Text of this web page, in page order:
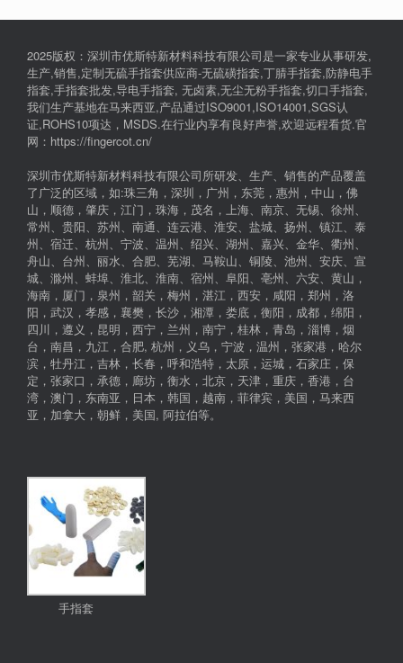
2025版权：深圳市优斯特新材料科技有限公司是一家专业从事研发,
生产,销售,定制无硫手指套供应商-无硫磺指套,丁腈手指套,防静电手
指套,手指套批发,导电手指套, 无卤素,无尘无粉手指套,切口手指套,
我们生产基地在马来西亚,产品通过ISO9001,ISO14001,SGS认
证,ROHS10项达，MSDS.在行业内享有良好声誉,欢迎远程看货.官
网：https://fingercot.cn/
深圳市优斯特新材料科技有限公司所研发、生产、销售的产品覆盖
了广泛的区域，如:珠三角，深圳，广州，东莞，惠州，中山，佛
山，顺德，肇庆，江门，珠海，茂名，上海、南京、无锡、徐州、
常州、贵阳、苏州、南通、连云港、淮安、盐城、扬州、镇江、泰
州、宿迁、杭州、宁波、温州、绍兴、湖州、嘉兴、金华、衢州、
舟山、台州、丽水、合肥、芜湖、马鞍山、铜陵、池州、安庆、宣
城、滁州、蚌埠、淮北、淮南、宿州、阜阳、亳州、六安、黄山，
海南，厦门，泉州，韶关，梅州，湛江，西安，咸阳，郑州，洛
阳，武汉，孝感，襄樊，长沙，湘潭，娄底，衡阳，成都，绵阳，
四川，遵义，昆明，西宁，兰州，南宁，桂林，青岛，淄博，烟
台，南昌，九江，合肥, 杭州，义乌，宁波，温州，张家港，哈尔
滨，牡丹江，吉林，长春，呼和浩特，太原，运城，石家庄，保
定，张家口，承德，廊坊，衡水，北京，天津，重庆，香港，台
湾，澳门，东南亚，日本，韩国，越南，菲律宾，美国，马来西
亚，加拿大，朝鲜，美国, 阿拉伯等。
手指套